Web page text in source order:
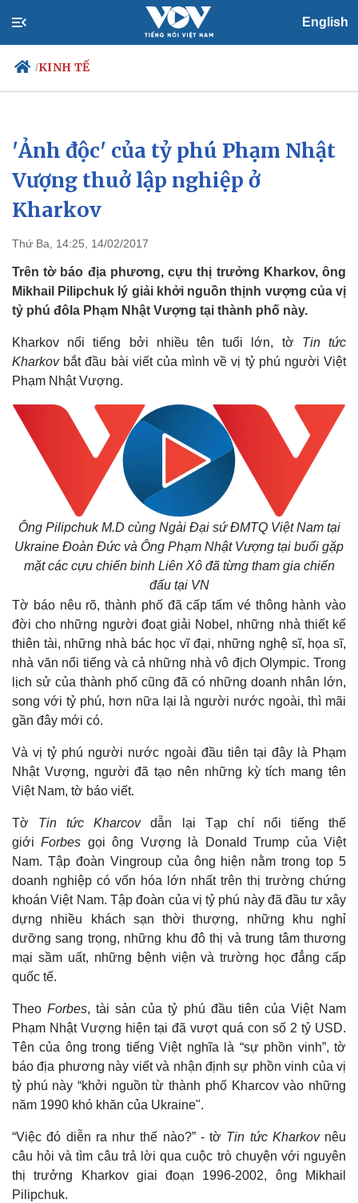
English
/KINH TẾ
Chính trị
Đảng
Tổ chức nhân sự
Quốc hội
Xã hội
Tin 24h
Dự báo thời tiết
'Ảnh độc' của tỷ phú Phạm Nhật
Vượng thuở lập nghiệp ở
Kharkov
Thứ Ba, 14:25, 14/02/2017
Trên tờ báo địa phương, cựu thị trưởng Kharkov, ông
Mikhail Pilipchuk lý giải khởi nguồn thịnh vượng của vị
tỷ phú đôla Phạm Nhật Vượng tại thành phố này.
Kharkov nổi tiếng bởi nhiều tên tuổi lớn, tờ Tin tức
Kharkov bắt đầu bài viết của mình về vị tỷ phú người Việt
Phạm Nhật Vượng.
Ông Pilipchuk M.D cùng Ngài Đại sứ ĐMTQ Việt Nam tại
Ukraine Đoàn Đức và Ông Phạm Nhật Vượng tại buổi gặp
mặt các cựu chiến binh Liên Xô đã từng tham gia chiến
đấu tại VN
Tờ báo nêu rõ, thành phố đã cấp tấm vé thông hành vào
đời cho những người đoạt giải Nobel, những nhà thiết kế
thiên tài, những nhà bác học vĩ đại, những nghệ sĩ, họa sĩ,
nhà văn nổi tiếng và cả những nhà vô địch Olympic. Trong
lịch sử của thành phố cũng đã có những doanh nhân lớn,
song với tỷ phú, hơn nữa lại là người nước ngoài, thì mãi
gần đây mới có.
Và vị tỷ phú người nước ngoài đầu tiên tại đây là Phạm
Nhật Vượng, người đã tạo nên những kỳ tích mang tên
Việt Nam, tờ báo viết.
Tờ Tin tức Kharcovdẫn lại Tạp chí nổi tiếng thế
giớiForbes gọi ông Vượng là Donald Trump của Việt
Nam. Tập đoàn Vingroup của ông hiện nằm trong top 5
doanh nghiệp có vốn hóa lớn nhất trên thị trường chứng
khoán Việt Nam. Tập đoàn của vị tỷ phú này đã đầu tư xây
dựng nhiều khách sạn thời thượng, những khu nghỉ
dưỡng sang trọng, những khu đô thị và trung tâm thương
mại sầm uất, những bệnh viện và trường học đẳng cấp
quốc tế.
TheoForbes, tài sản của tỷ phú đầu tiên của Việt Nam
Phạm Nhật Vượng hiện tại đã vượt quá con số 2 tỷ USD.
Tên của ông trong tiếng Việt nghĩa là “sự phồn vinh”, tờ
báo địa phương này viết và nhận định sự phồn vinh của vị
tỷ phú này “khởi nguồn từ thành phố Kharcov vào những
năm 1990 khó khăn của Ukraine".
“Việc đó diễn ra như thế nào?” - tờ Tin tức Kharkovnêu
câu hỏi và tìm câu trả lời qua cuộc trò chuyện với nguyên
thị trưởng Kharkov giai đoạn 1996-2002, ông Mikhail
Pilipchuk.